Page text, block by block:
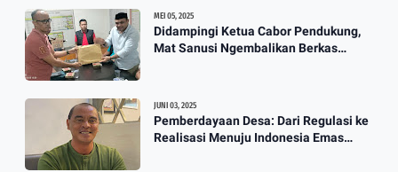
3:57 MEI 05, 2025
Didampingi Ketua Cabor Pendukung,
Mat Sanusi Ngembalikan Berkas
JUNI 03, 2025
Pemberdayaan Desa: Dari Regulasi ke
Realisasi Menuju Indonesia Emas